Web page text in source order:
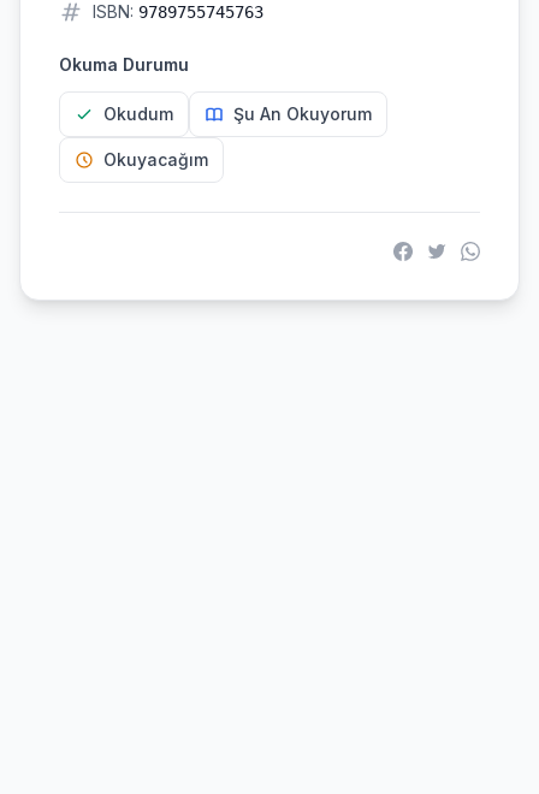
ISBN: 9789755745763
Okuma Durumu
Okudum Şu An Okuyorum
Okuyacağım